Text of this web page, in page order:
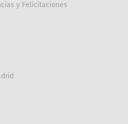
y Felicitaciones